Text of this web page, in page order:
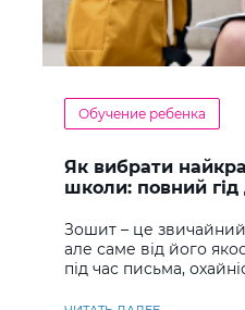
Обучение ребенка
Як вибрати
школи: повний гід
Зошит – це
але саме від його
під час письма,